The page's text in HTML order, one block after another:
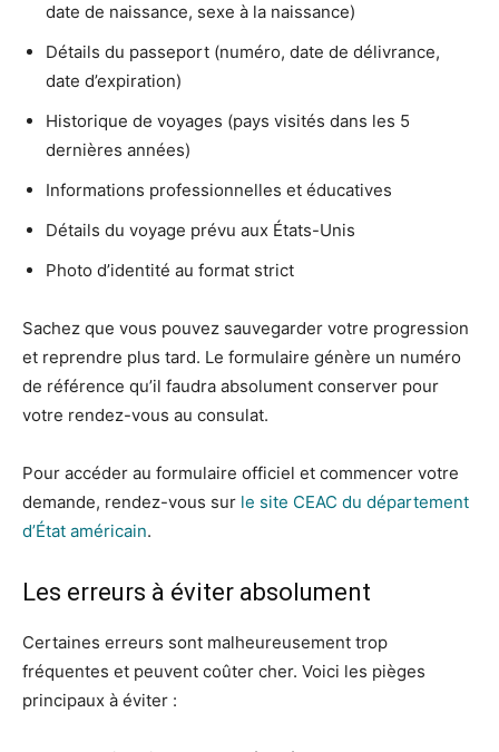
date de naissance, sexe à la naissance)
Détails du passeport (numéro, date de délivrance,
date d’expiration)
Historique de voyages (pays visités dans les 5
dernières années)
Informations professionnelles et éducatives
Détails du voyage prévu aux États-Unis
Photo d’identité au format strict
Sachez que vous pouvez sauvegarder votre progression
et reprendre plus tard. Le formulaire génère un numéro
de référence qu’il faudra absolument conserver pour
votre rendez-vous au consulat.
Pour accéder au formulaire officiel et commencer votre
demande, rendez-vous sur le site CEAC du département
d’État américain.
Les erreurs à éviter absolument
Certaines erreurs sont malheureusement trop
fréquentes et peuvent coûter cher. Voici les pièges
principaux à éviter :